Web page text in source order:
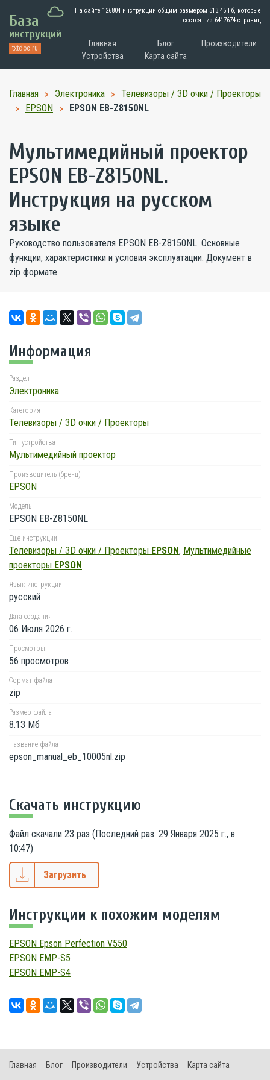
База
инструкций
txtdoc.ru
На сайте 126804 инструкции общим размером 513.45 Гб, которые
состоят из 6417674 страниц
Главная Блог
Производители
Устройства
Карта сайта
Главная Электроника
Телевизоры / 3D очки / Проекторы
EPSON
EPSON EB-Z8150NL
Мультимедийный проектор
EPSON EB-Z8150NL.
Инструкция на русском
языке
Руководство пользователя EPSON EB-Z8150NL. Основные
функции, характеристики и условия эксплуатации. Документ в
zip формате.
Информация
Раздел
Электроника
Категория
Телевизоры / 3D очки / Проекторы
Тип устройства
Мультимедийный проектор
Производитель (бренд)
EPSON
Модель
EPSON EB-Z8150NL
Еще инструкции
Телевизоры / 3D очки / Проекторы EPSON, Мультимедийные
проекторы EPSON
Язык инструкции
русский
Дата создания
06 Июля 2026 г.
Просмотры
56 просмотров
Формат файла
zip
Размер файла
8.13 Мб
Название файла
epson_manual_eb_10005nl.zip
Скачать инструкцию
Файл скачали 23 раз (Последний раз: 29 Января 2025 г., в
10:47)
Загрузить
Инструкции к похожим моделям
EPSON Epson Perfection V550
EPSON EMP-S5
EPSON EMP-S4
Главная Блог Производители Устройства Карта сайта